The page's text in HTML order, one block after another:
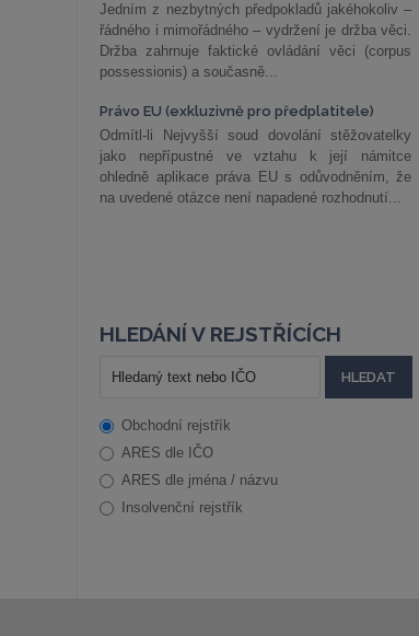
Jedním z nezbytných předpokladů jakéhokoliv –
řádného i mimořádného – vydržení je držba věci.
Držba zahrnuje faktické ovládání věci (corpus
possessionis) a současně...
Právo EU (exkluzivně pro předplatitele)
Odmítl-li Nejvyšší soud dovolání stěžovatelky
jako nepřípustné ve vztahu k její námitce
ohledně aplikace práva EU s odůvodněním, že
na uvedené otázce není napadené rozhodnutí...
HLEDÁNÍ V REJSTŘÍCÍCH
Obchodní rejstřík
ARES dle IČO
ARES dle jména / názvu
Insolvenční rejstřík